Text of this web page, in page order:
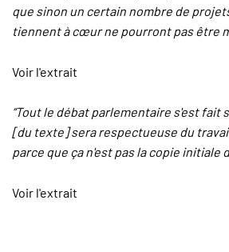
que sinon un certain nombre de
tiennent à cœur ne pourront pas être
Voir l'extrait
“Tout le débat parlementaire s'est fait
[du texte] sera respectueuse du
parce que ça n'est pas la copie initiale
Voir l'extrait